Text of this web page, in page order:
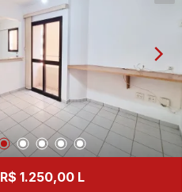
R$ 1.250,00 L